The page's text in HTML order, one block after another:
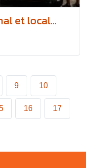
et local...
9 10
16 17